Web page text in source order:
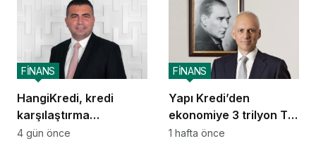
HangiKredi, kredi
karşılaştırma
deneyimini ChatGPT’ye
FİNANS
4 gün önce
Yapı Kredi’den
ekonomiye 3 trilyon TL
destek
FİNANS
1 hafta önce